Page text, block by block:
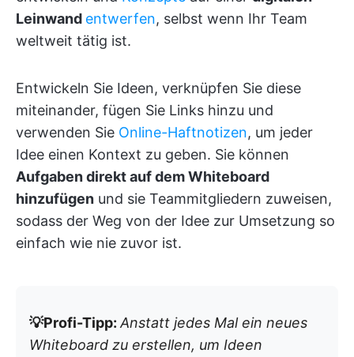
Leinwand entwerfen, selbst wenn Ihr Team
weltweit tätig ist.
Entwickeln Sie Ideen, verknüpfen Sie diese
miteinander, fügen Sie Links hinzu und
verwenden Sie Online-Haftnotizen, um jeder
Idee einen Kontext zu geben. Sie können
Aufgaben direkt auf dem Whiteboard
hinzufügen und sie Teammitgliedern zuweisen,
sodass der Weg von der Idee zur Umsetzung so
einfach wie nie zuvor ist.
💡Profi-Tipp: Anstatt jedes Mal ein neues
Whiteboard zu erstellen, um Ideen